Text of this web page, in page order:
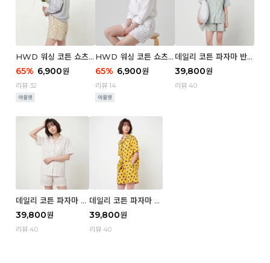
HWD 워싱 코튼 쇼츠
(우먼) - 02 Retro flo
wer
65% 6,900원
리뷰 32
HWD 워싱 코튼 쇼츠
(우먼) - 01 Blue whal
e
65% 6,900원
리뷰 14
데일리 코튼 파자마 반팔
세트 (우먼) - 03 Sum
mer lane
39,800원
리뷰 40
데일리 코튼 파자마 반
팔 세트 (우먼) - 02
Blue cherry
39,800원
리뷰 40
데일리 코튼 파자마 반
팔 세트 (우먼) - 01 Mi
z
39,800원
리뷰 40